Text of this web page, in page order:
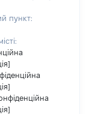
пункт: